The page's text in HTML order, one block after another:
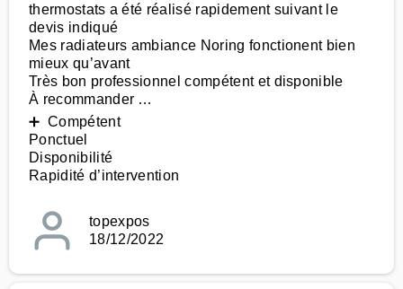
thermostats a été réalisé rapidement suivant le
devis indiqué
Mes radiateurs ambiance Noring fonctionent bien
mieux qu’avant
Très bon professionnel compétent et disponible
À recommander …
➕ Compétent
Ponctuel
Disponibilité
Rapidité d’intervention
topexpos
18/12/2022